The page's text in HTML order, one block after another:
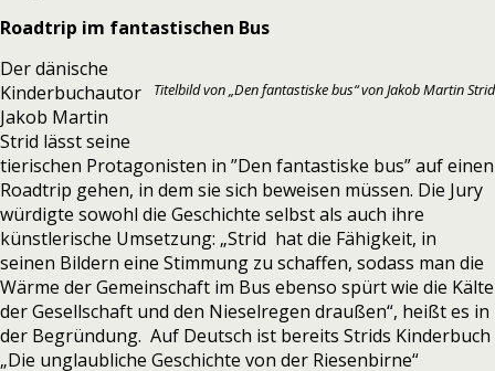
Roadtrip im fantastischen Bus
Titelbild von „Den fantastiske bus“ von Jakob Martin Strid
Der dänische
Kinderbuchautor
Jakob Martin
Strid lässt seine
tierischen Protagonisten in ”Den fantastiske bus” auf einen
Roadtrip gehen, in dem sie sich beweisen müssen. Die Jury
würdigte sowohl die Geschichte selbst als auch ihre
künstlerische Umsetzung: „Strid hat die Fähigkeit, in
seinen Bildern eine Stimmung zu schaffen, sodass man die
Wärme der Gemeinschaft im Bus ebenso spürt wie die Kälte
der Gesellschaft und den Nieselregen draußen“, heißt es in
der Begründung. Auf Deutsch ist bereits Strids Kinderbuch
„Die unglaubliche Geschichte von der Riesenbirne“